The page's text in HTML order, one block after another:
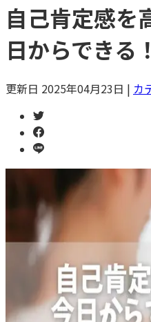
自己肯定感を
日からできる
更新日 2025年04月23日 | カ